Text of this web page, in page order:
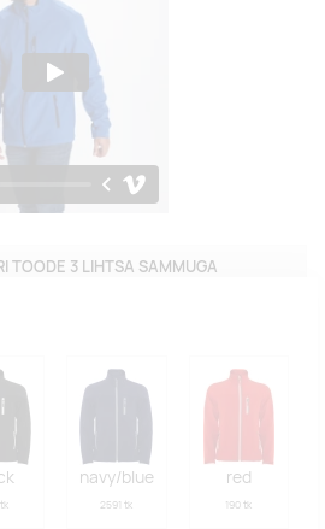
TOODE 3 LIHTSA SAMMUGA
navy/blue
2591 tk
red
190 tk